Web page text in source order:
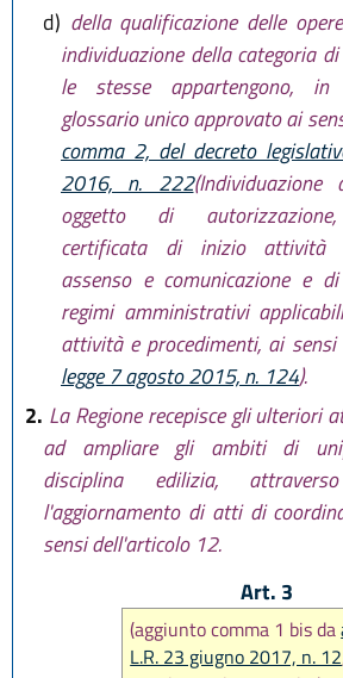
d) della qualificazione delle
individuazione della categoria
le stesse appartengono,
glossario unico approvato ai
comma 2, del decreto
2016, n. 222(Individuazione
oggetto di autorizzazione,
certificata di inizio attività
assenso e comunicazione e
regimi amministrativi
attività e procedimenti, ai
legge 7 agosto 2015, n. 124).
2. La Regione recepisce gli ulteriori
ad ampliare gli ambiti di
disciplina edilizia,
l'aggiornamento di atti di
sensi dell'articolo 12.
Art. 3
(aggiunto comma 1 bis da
L.R. 23 giugno 2017, n. 12